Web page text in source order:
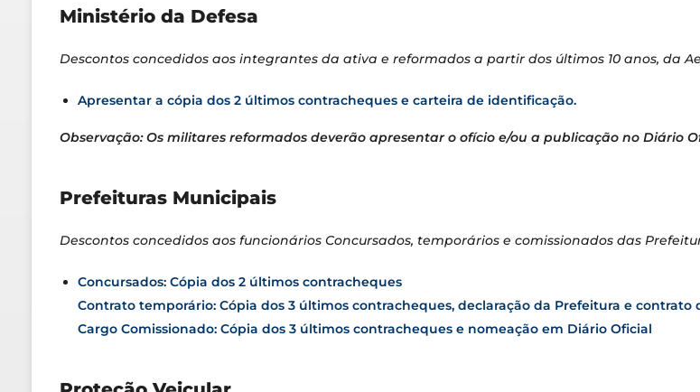
Ministério da Defesa
Descontos concedidos aos integrantes da ativa e reformados a partir dos últimos 10 anos, da
Apresentar a cópia dos 2 últimos contracheques e carteira de identificação.
Observação: Os militares reformados deverão apresentar o ofício e/ou a publicação no Diário
Prefeituras Municipais
Descontos concedidos aos funcionários Concursados, temporários e comissionados das
Concursados: Cópia dos 2 últimos contracheques
Contrato temporário: Cópia dos 3 últimos contracheques, declaração da Prefeitura e contrato
Cargo Comissionado: Cópia dos 3 últimos contracheques e nomeação em Diário Oficial